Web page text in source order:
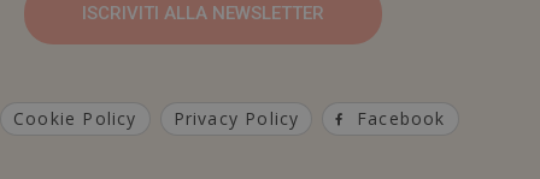
ISCRIVITI ALLA NEWSLETTER
Cookie Policy Privacy Policy Facebook